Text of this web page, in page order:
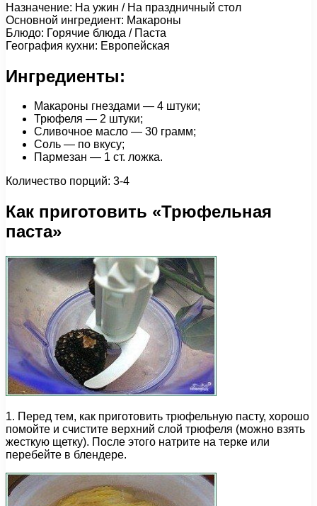
Назначение: На ужин / На праздничный стол
Основной ингредиент: Макароны
Блюдо: Горячие блюда / Паста
География кухни: Европейская
Ингредиенты:
Макароны гнездами — 4 штуки;
Трюфеля — 2 штуки;
Сливочное масло — 30 грамм;
Соль — по вкусу;
Пармезан — 1 ст. ложка.
Количество порций: 3-4
Как приготовить «Трюфельная
паста»
1. Перед тем, как приготовить трюфельную пасту, хорошо
помойте и счистите верхний слой трюфеля (можно взять
жесткую щетку). После этого натрите на терке или
перебейте в блендере.